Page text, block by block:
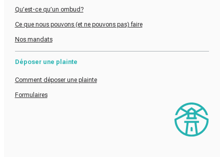
Qu’est-ce qu’un ombud?
Ce que nous pouvons (et ne pouvons pas) faire
Nos mandats
Déposer une plainte
Comment déposer une plainte
Formulaires